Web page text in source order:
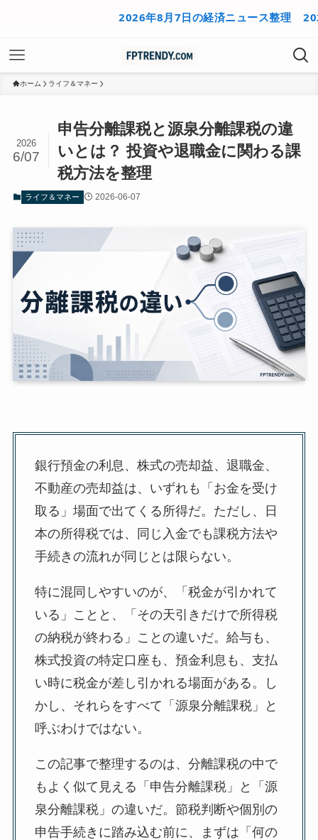
2026年8月7日の経済ニュース整理 2026年8月
ホーム ライフ＆マネー
申告分離課税と源泉分離課税の違
いとは？ 投資や退職金に関わる課
税方法を整理
2026
6/07
ライフ＆マネー 2026-06-07
銀行預金の利息、株式の売却益、退職金、
不動産の売却益は、いずれも「お金を受け
取る」場面で出てくる所得だ。ただし、日
本の所得税では、同じ入金でも課税方法や
手続きの流れが同じとは限らない。
特に混同しやすいのが、「税金が引かれて
いる」ことと、「その天引きだけで所得税
の納税が終わる」ことの違いだ。給与も、
株式投資の特定口座も、預金利息も、支払
い時に税金が差し引かれる場面がある。し
かし、それらをすべて「源泉分離課税」と
呼ぶわけではない。
この記事で整理するのは、分離課税の中で
もよく似て見える「申告分離課税」と「源
泉分離課税」の違いだ。節税判断や個別の
申告手続きに踏み込む前に、まずは「何の